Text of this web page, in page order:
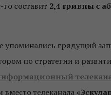
составит 2,4 гривны с
упоминались грядущий
по стратегии и
телеканала